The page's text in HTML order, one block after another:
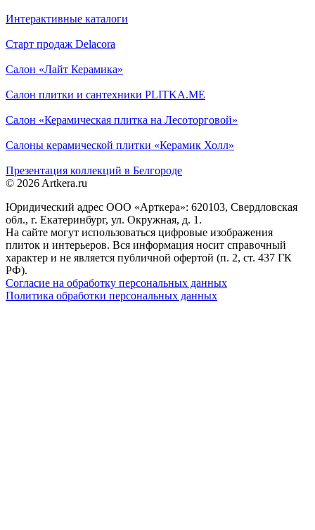
Интерактивные каталоги
Старт продаж Delacora
Салон «Лайт Керамика»
Салон плитки и сантехники PLITKA.ME
Салон «Керамическая плитка на Лесоторговой»
Салоны керамической плитки «Керамик Холл»
Презентация коллекций в Белгороде
© 2026 Artkera.ru
Юридический адрес ООО «Арткера»: 620103, Свердловская
обл., г. Екатеринбург, ул. Окружная, д. 1.
На сайте могут использоваться цифровые изображения
плиток и интерьеров. Вся информация носит справочный
характер и не является публичной офертой (п. 2, ст. 437 ГК
РФ).
Согласие на обработку персональных данных
Политика обработки персональных данных